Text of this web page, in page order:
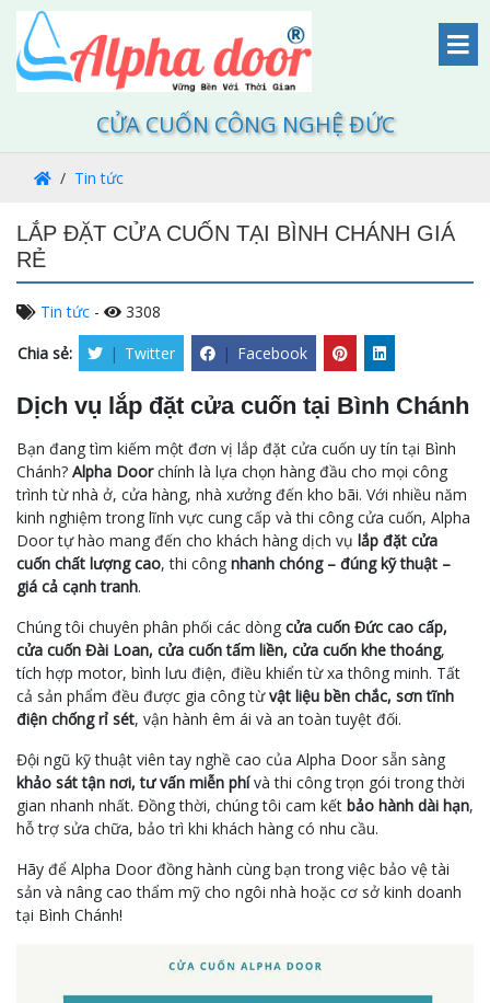
CỬA CUỐN CÔNG NGHỆ ĐỨC
Tin tức
LẮP ĐẶT CỬA CUỐN TẠI BÌNH CHÁNH GIÁ
RẺ
Tin tức -
3308
Chia sẻ:
| Twitter | Facebook
Dịch vụ lắp đặt cửa cuốn tại Bình Chánh
Bạn đang tìm kiếm một đơn vị lắp đặt cửa cuốn uy tín tại Bình
Chánh? Alpha Doorchính là lựa chọn hàng đầu cho mọi công
trình từ nhà ở, cửa hàng, nhà xưởng đến kho bãi. Với nhiều năm
kinh nghiệm trong lĩnh vực cung cấp và thi công cửa cuốn, Alpha
Door tự hào mang đến cho khách hàng dịch vụ lắp đặt cửa
cuốn chất lượng cao, thi công nhanh chóng – đúng kỹ thuật –
giá cả cạnh tranh.
Chúng tôi chuyên phân phối các dòng cửa cuốn Đức cao cấp,
cửa cuốn Đài Loan, cửa cuốn tấm liền, cửa cuốn khe thoáng,
tích hợp motor, bình lưu điện, điều khiển từ xa thông minh. Tất
cả sản phẩm đều được gia công từvật liệu bền chắc, sơn tĩnh
điện chống rỉ sét, vận hành êm ái và an toàn tuyệt đối.
Đội ngũ kỹ thuật viên tay nghề cao của Alpha Door sẵn sàng
khảo sát tận nơi, tư vấn miễn phívà thi công trọn gói trong thời
gian nhanh nhất. Đồng thời, chúng tôi cam kết bảo hành dài hạn,
hỗ trợ sửa chữa, bảo trì khi khách hàng có nhu cầu.
Hãy để Alpha Door đồng hành cùng bạn trong việc bảo vệ tài
sản và nâng cao thẩm mỹ cho ngôi nhà hoặc cơ sở kinh doanh
tại Bình Chánh!